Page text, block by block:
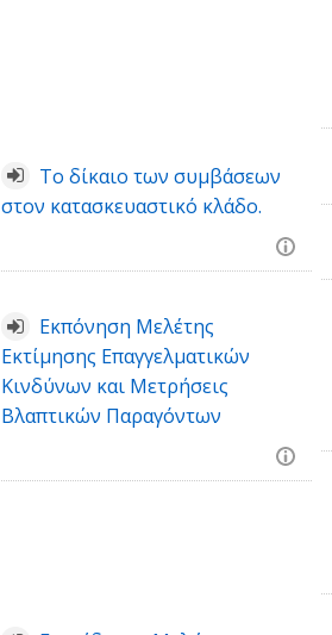
Το δίκαιο των συμβάσεων
στον κατασκευαστικό κλάδο.
Εκπόνηση Μελέτης
Εκτίμησης Επαγγελματικών
Κινδύνων και Μετρήσεις
Βλαπτικών Παραγόντων